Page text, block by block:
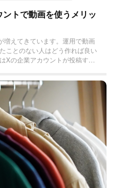
トで動画を使うメリッ
増えてきています。運用で動画
ことのない人はどう作れば良い
Xの企業アカウントが投稿する